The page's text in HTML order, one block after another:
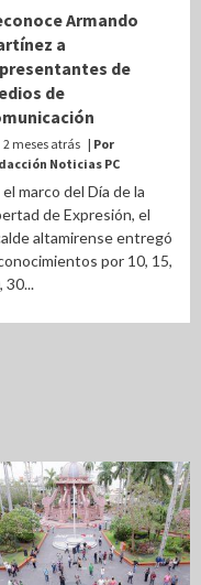
Armando
a
de
de
2 meses atrás | Por
Noticias PC
el marco del Día de la
de Expresión, el
altamirense entregó
por 10, 15,
30...